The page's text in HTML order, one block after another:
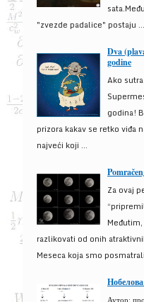
"zvezde padalice" postaju ...
Dva
godine
Ako
godina!
prizora kakav se retko viđa
najveći koji ...
Za ovaj
razlikovati od onih
Meseca koja smo